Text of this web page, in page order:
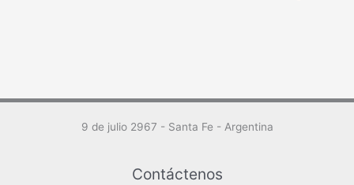
9 de julio 2967 - Santa Fe - Argentina
Contáctenos